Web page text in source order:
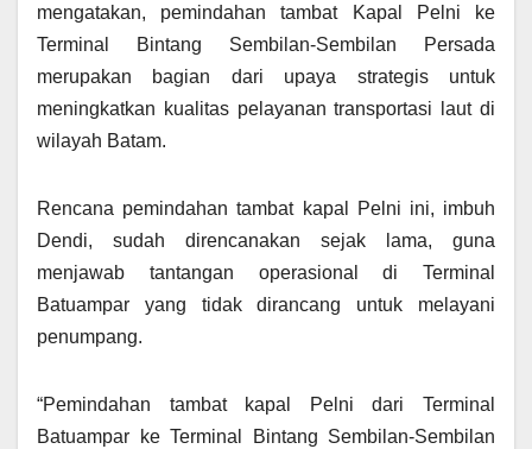
mengatakan, pemindahan tambat Kapal Pelni ke
Terminal Bintang Sembilan-Sembilan Persada
merupakan bagian dari upaya strategis untuk
meningkatkan kualitas pelayanan transportasi laut di
wilayah Batam.
Rencana pemindahan tambat kapal Pelni ini, imbuh
Dendi, sudah direncanakan sejak lama, guna
menjawab tantangan operasional di Terminal
Batuampar yang tidak dirancang untuk melayani
penumpang.
“Pemindahan tambat kapal Pelni dari Terminal
Batuampar ke Terminal Bintang Sembilan-Sembilan